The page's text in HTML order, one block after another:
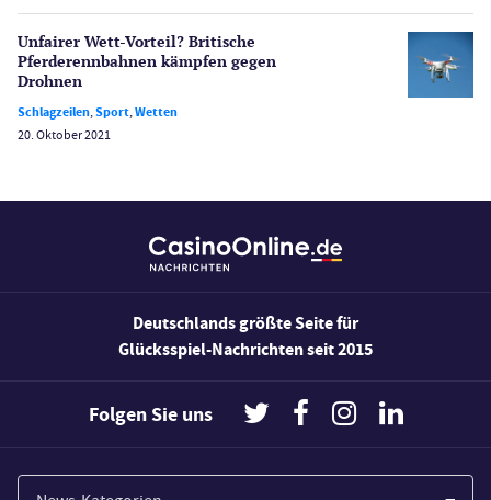
Wetten
Wirtschaft
Slot Freispiele
Unfairer Wett-Vorteil? Britische
Pferderenn­bahnen kämpfen gegen
Drohnen
Schlagzeilen,Sport,Wetten
20. Oktober 2021
Deutschlands größte Seite für
Glücksspiel-Nachrichten seit 2015
Folgen Sie uns